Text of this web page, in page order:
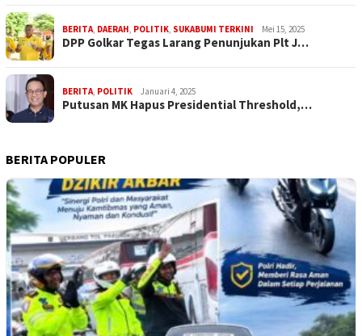
BERITA, DAERAH, POLITIK, SUKABUMI TERKINI Mei 15, 2025
DPP Golkar Tegas Larang Penunjukan Plt J…
BERITA, POLITIK Januari 4, 2025
Putusan MK Hapus Presidential Threshold,…
BERITA POPULER